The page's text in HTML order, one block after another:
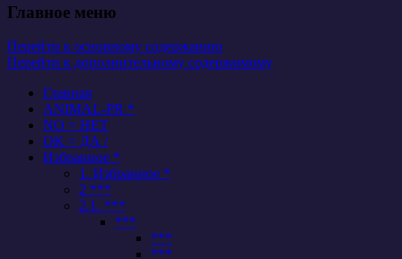
Главное меню
Перейти к основному содержанию
Перейти к дополнительному содержимому
Главная
ANIMAL-PR *
NO = НЕТ
OK = ДА /
Избранное *
1. Избранное *
2 ***
2.1. ***
***
***
***